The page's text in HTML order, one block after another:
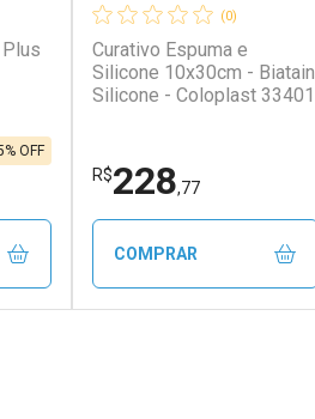
OFF
(0)
Curativo Espuma e
Silicone 10x30cm - Biatain
Silicone - Coloplast 33401
R$228,77
COMPRAR